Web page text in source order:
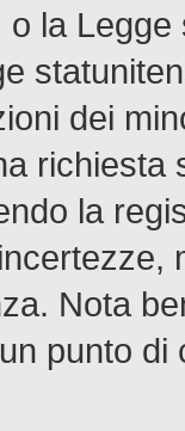
o la
dei
richiesta
la
Nota
punto di